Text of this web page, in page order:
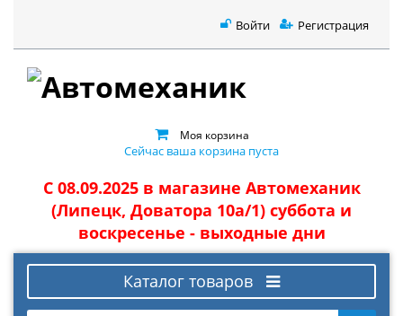
Войти Регистрация
Моя корзина
Сейчас ваша корзина пуста
С 08.09.2025 в магазине Автомеханик
(Липецк, Доватора 10а/1) суббота и
воскресенье - выходные дни
Каталог товаров